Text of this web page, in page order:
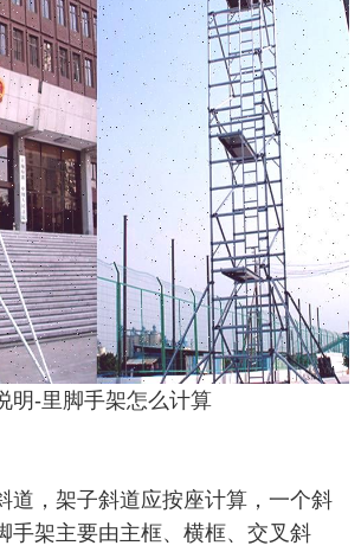
明-里脚手架怎么计算
道，架子斜道应按座计算，一个斜
手架主要由主框、横框、交叉斜